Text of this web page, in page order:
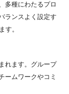
多種にわたるプロ
ランスよく設定す
す。
れます。グループ
ームワークやコミ